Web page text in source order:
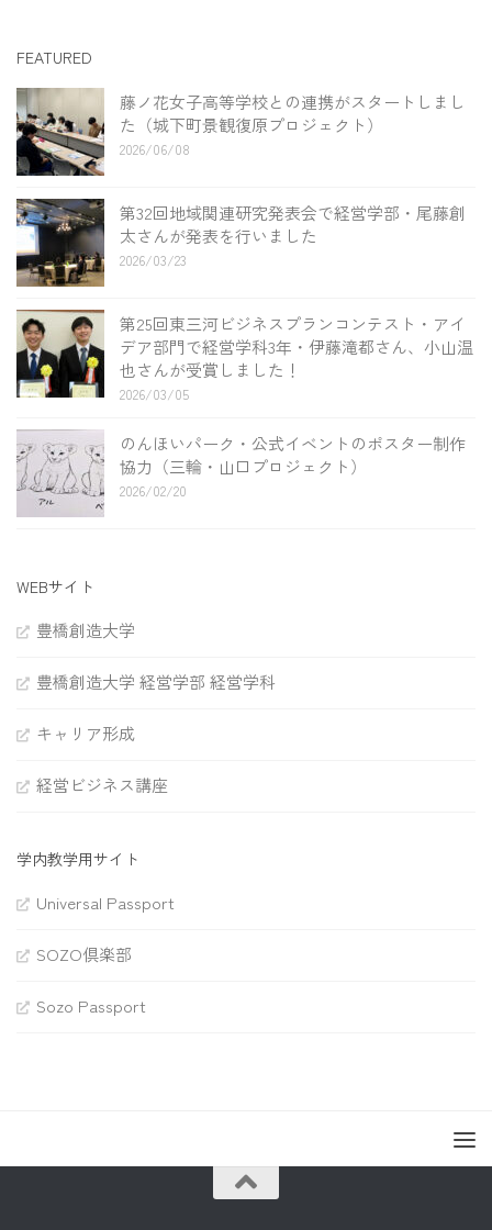
FEATURED
藤ノ花女子高等学校との連携がスタートしまし
た（城下町景観復原プロジェクト）
2026/06/08
第32回地域関連研究発表会で経営学部・尾藤創
太さんが発表を行いました
2026/03/23
第25回東三河ビジネスプランコンテスト・アイ
デア部門で経営学科3年・伊藤滝都さん、小山温
也さんが受賞しました！
2026/03/05
のんほいパーク・公式イベントのポスター制作
協力（三輪・山口プロジェクト）
2026/02/20
WEBサイト
豊橋創造大学
豊橋創造大学 経営学部 経営学科
キャリア形成
経営ビジネス講座
学内教学用サイト
Universal Passport
SOZO倶楽部
Sozo Passport